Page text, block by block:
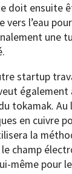
doit ensuite
l’eau
une
startup
également
tokamak. Au
en cuivre
la
champ
même pour